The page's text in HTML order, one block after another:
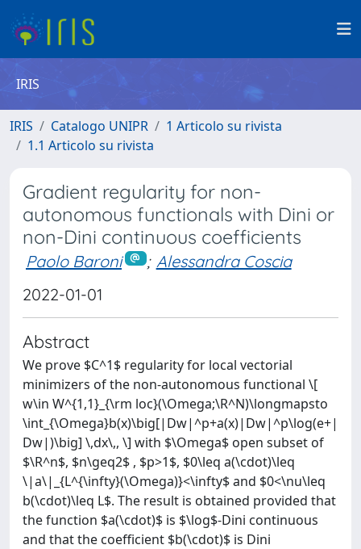
IRIS
IRIS Catalogo UNIPR
1 Articolo su rivista
1.1 Articolo su rivista
Gradient regularity for non-
autonomous functionals with Dini or
non-Dini continuous coefficients
Paolo Baroni ; Alessandra Coscia
2022-01-01
Abstract
We prove $C^1$ regularity for local vectorial
minimizers of the non-autonomous functional \[
w\in W^{1,1}_{\rm loc}(\Omega;\R^N)\longmapsto
\int_{\Omega}b(x)\big[|Dw|^p+a(x)|Dw|^p\log(e+|
Dw|)\big] \,dx\,, \] with $\Omega$ open subset of
$\R^n$, $n\geq2$ , $p>1$, $0\leq a(\cdot)\leq
\|a\|_{L^{\infty}(\Omega)}<\infty$ and $0<\nu\leq
b(\cdot)\leq L$. The result is obtained provided that
the function $a(\cdot)$ is $\log$-Dini continuous
and that the coefficient $b(\cdot)$ is Dini